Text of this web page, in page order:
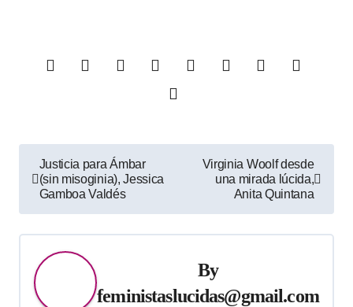
Navegación
de
entradas
Justicia para Ámbar
(sin misoginia), Jessica
Gamboa Valdés
Virginia Woolf desde
una mirada lúcida,
Anita Quintana
By
feministaslucidas@gmail.com